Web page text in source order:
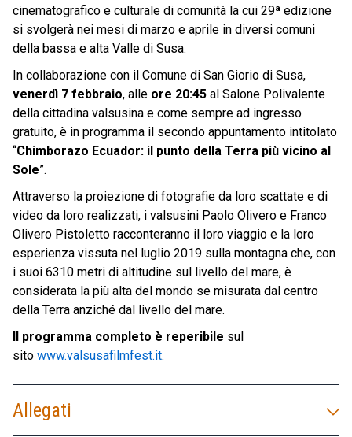
cinematografico e culturale di comunità la cui 29ª edizione
si svolgerà nei mesi di marzo e aprile in diversi comuni
della bassa e alta Valle di Susa.
In collaborazione con il Comune di San Giorio di Susa,
venerdì 7 febbraio, alle ore 20:45 al Salone Polivalente
della cittadina valsusina e come sempre ad ingresso
gratuito, è in programma il secondo appuntamento intitolato
“Chimborazo Ecuador: il punto della Terra più vicino al
Sole”.
Attraverso la proiezione di fotografie da loro scattate e di
video da loro realizzati, i valsusini Paolo Olivero e Franco
Olivero Pistoletto racconteranno il loro viaggio e la loro
esperienza vissuta nel luglio 2019 sulla montagna che, con
i suoi 6310 metri di altitudine sul livello del mare, è
considerata la più alta del mondo se misurata dal centro
della Terra anziché dal livello del mare.
Il programma completo è reperibile sul
sito www.valsusafilmfest.it.
Allegati